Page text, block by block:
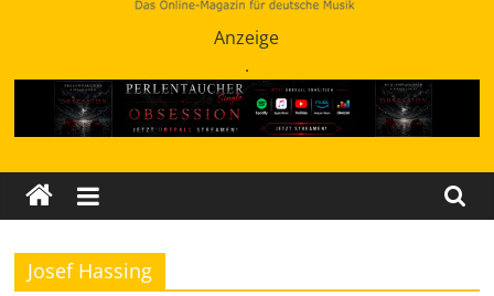
SchlagerMAGazinOnline
Anzeige
.
Josef Hassing